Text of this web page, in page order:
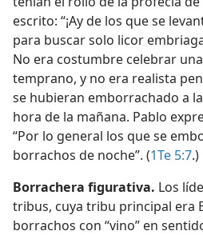
escrito: “¡Ay de los que se
para buscar solo licor
No era costumbre celebrar
temprano, y no era realista
se hubieran emborrachado a
hora de la mañana. Pablo
“Por lo general los que se
borrachos de noche”. (1Te 5:7.)
Borrachera figurativa. Los
tribus, cuya tribu principal era
borrachos con “vino” en